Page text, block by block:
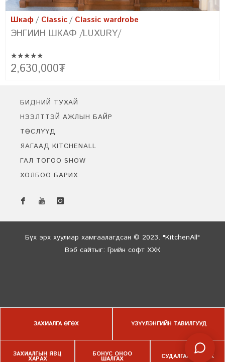
Шкаф Classic Classic wardrobe
ЭНГИЙН ШКАФ /FARMHOUSE/
Эртний сонгодог болон орчин үеийн хэв маягийн хамтад нь
цогцлоосон бидний төгс бүтээл FARMHOUSE-г танилцуулж
бүтээх болсноор үүссэн юм.
2,150,000₮
★★★★★
БИДНИЙ ТУХАЙ
НЭЭЛТТЭЙ АЖЛЫН БАЙР
ТӨСЛҮҮД
ЯАГААД KITCHENALL
ГАЛ ТОГОО SHOW
ХОЛБОО БАРИХ
ЗАХИАЛГА ӨГӨХ ҮЗҮҮЛЭНГИЙН ТАВИЛГУУД
ЗАХИАЛГЫН ЯВЦ
ХАРАХ
БОНУС ОНОО
ШАЛГАХ СУДАЛГАА БӨГЛӨХ
Бүх эрх хуулиар хамгаалагдсан © 2023. "KitchenAll"
Вэб сайтыг: Грийн софт ХХК